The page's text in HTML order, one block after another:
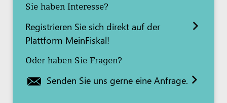
Sie haben Interesse?
Registrieren Sie sich direkt auf der
Plattform MeinFiskal!
Oder haben Sie Fragen?
Senden Sie uns gerne eine Anfrage.